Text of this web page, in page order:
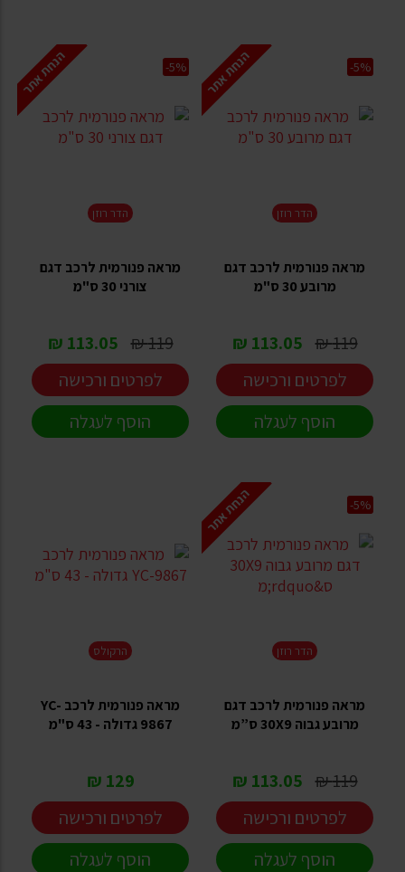
הנחת אתר
הדר רוזן
מראה פנורמית לרכב דגם
מרובע 30 ס"מ
119 ₪
113.05 ₪
-5%
לפרטים ורכישה
הוסף לעגלה
הנחת אתר
הדר רוזן
מראה פנורמית לרכב דגם
צורני 30 ס"מ
119 ₪
113.05 ₪
-5%
לפרטים ורכישה
הוסף לעגלה
הנחת אתר
הדר רוזן
מראה פנורמית לרכב דגם
מרובע גבוה 30X9 ס”מ
119 ₪
113.05 ₪
-5%
לפרטים ורכישה
הוסף לעגלה
הרקולס
מראה פנורמית לרכב YC-
9867 גדולה - 43 ס"מ
129 ₪
לפרטים ורכישה
הוסף לעגלה